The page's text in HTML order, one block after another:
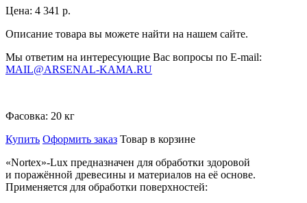
Цена: 4 341 р.
Описание товара вы можете найти на нашем сайте.
Мы ответим на интересующие Вас вопросы по E-mail:
MAIL@ARSENAL-KAMA.RU
Фасовка: 20 кг
Купить Оформить заказ Товар в корзине
«Nortex»-Lux предназначен для обработки здоровой
и поражённой древесины и материалов на её основе.
Применяется для обработки поверхностей: